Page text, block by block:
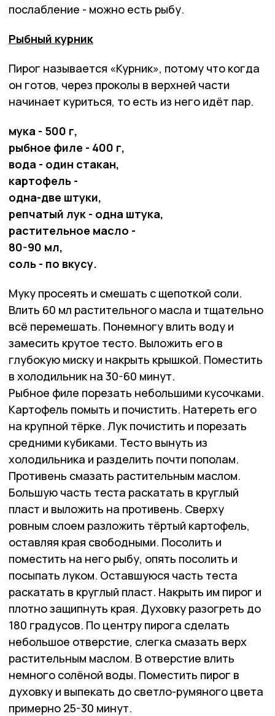
послабление - можно есть рыбу.
Рыбный курник
Пирог называется «Курник», потому что когда
он готов, через проколы в верхней части
начинает куриться, то есть из него идёт пар.
мука - 500 г,
рыбное филе - 400 г,
вода - один стакан,
картофель -
одна-две штуки,
репчатый лук - одна штука,
растительное масло -
80-90 мл,
соль - по вкусу.
Муку просеять и смешать с щепоткой соли.
Влить 60 мл растительного масла и тщательно
всё перемешать. Понемногу влить воду и
замесить крутое тесто. Выложить его в
глубокую миску и накрыть крышкой. Поместить
в холодильник на 30-60 минут.
Рыбное филе порезать небольшими кусочками.
Картофель помыть и почистить. Натереть его
на крупной тёрке. Лук почистить и порезать
средними кубиками. Тесто вынуть из
холодильника и разделить почти пополам.
Противень смазать растительным маслом.
Большую часть теста раскатать в круглый
пласт и выложить на противень. Сверху
ровным слоем разложить тёртый картофель,
оставляя края свободными. Посолить и
поместить на него рыбу, опять посолить и
посыпать луком. Оставшуюся часть теста
раскатать в круглый пласт. Накрыть им пирог и
плотно защипнуть края. Духовку разогреть до
180 градусов. По центру пирога сделать
небольшое отверстие, слегка смазать верх
растительным маслом. В отверстие влить
немного солёной воды. Поместить пирог в
духовку и выпекать до светло-румяного цвета
примерно 25-30 минут.